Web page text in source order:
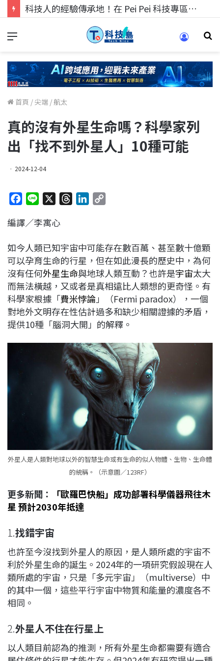
科技人找工作，就到TECH+ 科技專區!
首頁 /尖端 /航太
真的沒有外星生命嗎？科學家列
出「找不到外星人」10種可能
2024-12-04
c
b
o
o
k
n
a
d
s
e
d
I
n
L
i
n
k
編譯／李寓心
如今人類已知宇宙中可能存在數百萬、甚至數十億顆
可以孕育生命的行星，但在如此漫長的歷史中，為何
沒有任何外星生命與地球人類互動？也許是宇宙太大
而無法橫越，又或者是真相遠比人類想的更奇怪。有
科學家根據「費米悖論」（Fermi paradox），一個
對地外文明存在性估計過多和缺少相關證據的矛盾，
提供10種「腦洞大開」的解釋。
外星人是人類對地球以外的智慧生命或有生命的似人物體、生物、生命體
的統稱。（示意圖／123RF）
更多新聞：
「歐羅巴快船」成功部署科學儀器飛往木
星 預計2030年抵達
1.找錯宇宙
也許至今沒找到外星人的原因，是人類所處的宇宙不
利於外星生命的誕生。2024年的一項研究假設現在人
類所處的宇宙，只是「多元宇宙」（multiverse）中
的其中一個，這些平行宇宙中物質和能量的濃度各不
相同。
2.外星人不住在行星上
以人類目前認為的推測，所有外星生命都需要有適合